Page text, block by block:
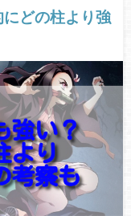
どの柱より強